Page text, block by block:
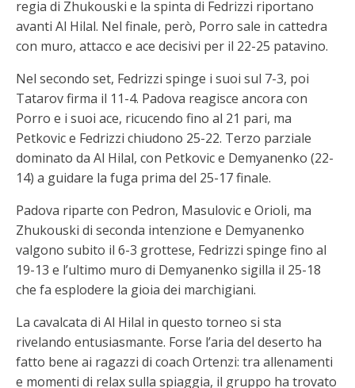
regia di Zhukouski e la spinta di Fedrizzi riportano
avanti Al Hilal. Nel finale, però, Porro sale in cattedra
con muro, attacco e ace decisivi per il 22-25 patavino.
Nel secondo set, Fedrizzi spinge i suoi sul 7-3, poi
Tatarov firma il 11-4. Padova reagisce ancora con
Porro e i suoi ace, ricucendo fino al 21 pari, ma
Petkovic e Fedrizzi chiudono 25-22. Terzo parziale
dominato da Al Hilal, con Petkovic e Demyanenko (22-
14) a guidare la fuga prima del 25-17 finale.
Padova riparte con Pedron, Masulovic e Orioli, ma
Zhukouski di seconda intenzione e Demyanenko
valgono subito il 6-3 grottese, Fedrizzi spinge fino al
19-13 e l’ultimo muro di Demyanenko sigilla il 25-18
che fa esplodere la gioia dei marchigiani.
La cavalcata di Al Hilal in questo torneo si sta
rivelando entusiasmante. Forse l’aria del deserto ha
fatto bene ai ragazzi di coach Ortenzi: tra allenamenti
e momenti di relax sulla spiaggia, il gruppo ha trovato